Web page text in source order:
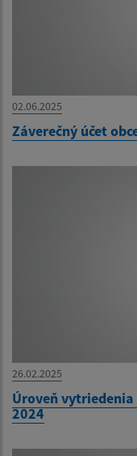
02.06.2025
Záverečný účet
26.02.2025
Úroveň
2024